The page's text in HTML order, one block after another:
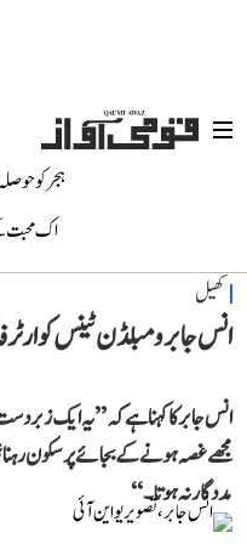
ہجر کو
اک محبت
کھیل
انس جابر ومبلڈن ٹینس
انس جابر کا کہنا ہے کہ ’’یہ ایک
مجھے غصہ ہونے کے بجائے پرسکون
مددگار نہ ہوتا۔‘‘